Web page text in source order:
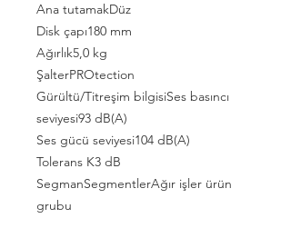
Ana tutamakDüz
Disk çapı180 mm
Ağırlık5,0 kg
ŞalterPROtection
Gürültü/Titreşim bilgisiSes basıncı
seviyesi93 dB(A)
Ses gücü seviyesi104 dB(A)
Tolerans K3 dB
SegmanSegmentlerAğır işler ürün
grubu